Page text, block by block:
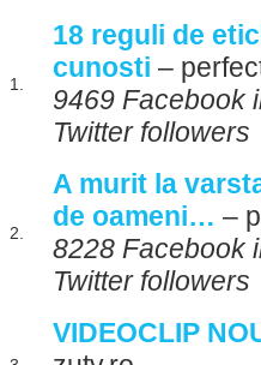
1.
18 reguli de
cunosti –
9469 Facebook
Twitter followers
2.
A murit la
de oameni… –
8228 Facebook
Twitter followers
VIDEOCLIP